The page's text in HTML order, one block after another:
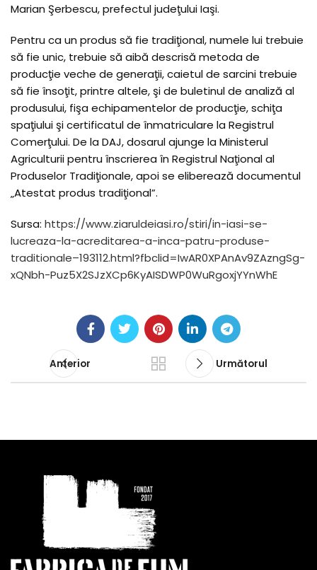
Marian Şerbescu, prefectul judeţului Iaşi.
Pentru ca un produs să fie tradiţional, numele lui trebuie
să fie unic, trebuie să aibă descrisă metoda de
producţie veche de generaţii, caietul de sarcini trebuie
să fie însoţit, printre altele, şi de buletinul de analiză al
produsului, fişa echipamentelor de producţie, schiţa
spaţiului şi certificatul de înmatriculare la Registrul
Comerţului. De la DAJ, dosarul ajunge la Ministerul
Agriculturii pentru înscrierea în Registrul Naţional al
Produselor Tradiţionale, apoi se eliberează documentul
„Atestat produs tradiţional”.
Sursa: https://www.ziaruldeiasi.ro/stiri/in-iasi-se-
lucreaza-la-acreditarea-a-inca-patru-produse-
traditionale–193112.html?fbclid=IwAR0XPAnAv9ZAzngSg-
xQNbh-Puz5X2SJzXCp6KyAISDWP0WuRgoxjYYnWhE
Anterior Următorul